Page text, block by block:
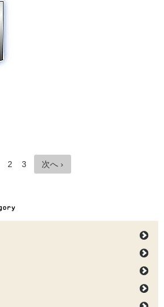
2 3 次へ ›